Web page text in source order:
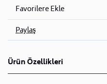
Favorilere Ekle
Paylaş
Ürün Özellikleri